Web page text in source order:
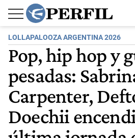
LOLLAPALOOZA ARGENTINA 2026
Pop, hip hop y
pesadas:
Carpenter,
Doechii